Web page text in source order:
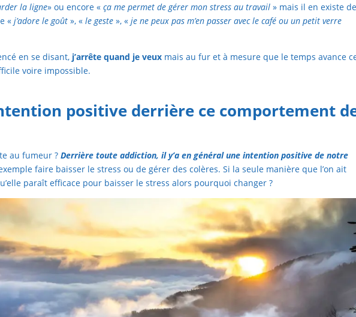
la ligne» ou encore «ça me permet de gérer mon stress au travail» mais il en existe
«j’adore le goût », « le geste », «je ne peux pas m’en passer avec le café ou un petit verre
en se disant, j’arrête quand je veux mais au fur et à mesure que le temps avance
voire impossible.
positive derrière ce comportement
au fumeur ?Derrière toute addiction, il y’a en général une intention positive de notre
faire baisser le stress ou de gérer des colères. Si la seule manière que l’on ait
paraît efficace pour baisser le stress alors pourquoi changer ?